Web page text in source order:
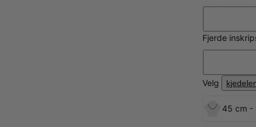
Fjerde
Velg
45 cm -